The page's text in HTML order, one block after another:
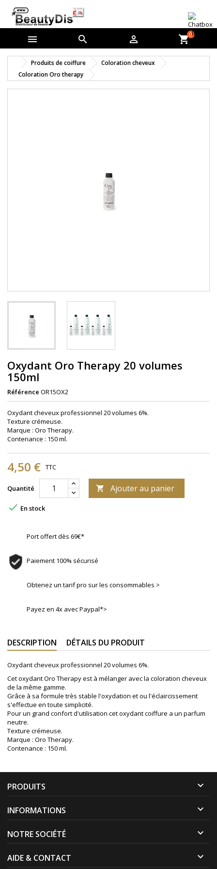
   shopping_cart0
Produits de coiffure
Coloration cheveux
Coloration Oro therapy
Oxydant Oro Therapy 20 volumes
150ml
Référence OR15OX2
Oxydant cheveux professionnel 20 volumes 6%.
Texture crémeuse.
Marque : Oro Therapy.
Contenance : 150 ml.
4,50 € TTC
Quantité  Ajouter au panier
 En stock
Port offert dès 69€*
Paiement 100% sécurisé
Obtenez un tarif pro sur les consommables >
Payez en 4x avec Paypal*>
DESCRIPTION DÉTAILS DU PRODUIT
Oxydant cheveux professionnel 20 volumes 6%.
Cet oxydant Oro Therapy est à mélanger avec la coloration cheveux
de la même gamme.
Grâce à sa formule très stable l'oxydation et ou l'éclaircissement
s'effectue en toute simplicité.
Pour un grand confort d'utilisation cet oxydant coiffure a un parfum
neutre.
Texture crémeuse.
Marque : Oro Therapy.
Contenance : 150 ml.
PRODUITS 
INFORMATIONS 
NOTRE SOCIÉTÉ 
AIDE & CONTACT 